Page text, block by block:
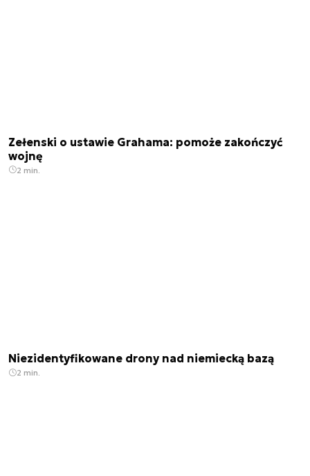
Zełenski o ustawie Grahama: pomoże zakończyć
wojnę
2 min.
Niezidentyfikowane drony nad niemiecką bazą
2 min.